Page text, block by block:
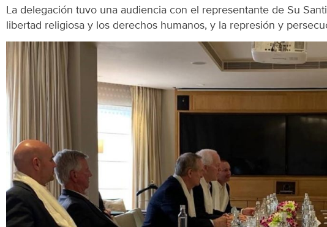
La delegación tuvo una audiencia con el representante de Su
libertad religiosa y los derechos humanos, y la represión y